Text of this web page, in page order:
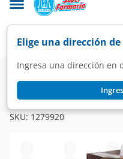
Elige una dirección
Ingresa una dirección en
Super Bebidas
Jugo del Valle 100% Jugo
SKU: 1279920